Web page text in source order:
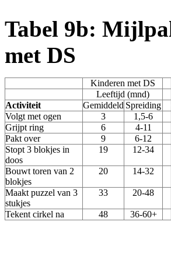
Tabel 9b:
met DS
Kinderen met DS
Leeftijd (mnd)
Activiteit
Gemiddeld Spreiding
Volgt met ogen
3 1,5-6
Grijpt ring
6 4-11
Pakt over
9 6-12
Stopt 3 blokjes in
doos
19 12-34
Bouwt toren van 2
blokjes
20 14-32
Maakt puzzel van 3
stukjes
33 20-48
Tekent cirkel na 48 36-60+